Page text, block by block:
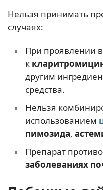
Нельзя принимать
случаях:
При проявлении
к
другим
средства.
Нельзя
использованием
пимозида,
Препарат
заболеваниях